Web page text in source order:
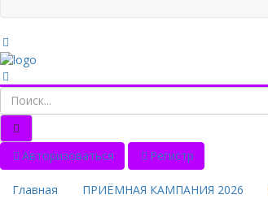
Авторизоваться Регистр
Главная ПРИЁМНАЯ КАМПАНИЯ 2026